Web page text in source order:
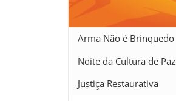
Arma Não é Brinquedo
Noite da Cultura de Paz
Justiça Restaurativa